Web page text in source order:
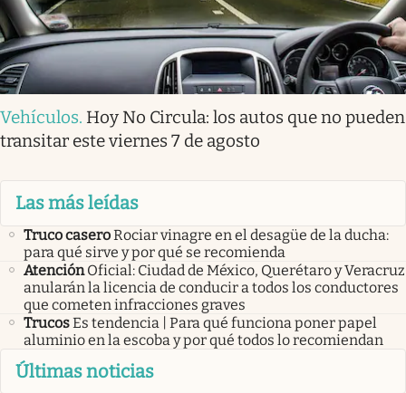
Vehículos. Hoy No Circula: los autos que no pueden
transitar este viernes 7 de agosto
Las más leídas
Truco caseroRociar vinagre en el desagüe de la ducha:
para qué sirve y por qué se recomienda
Atención Oficial: Ciudad de México, Querétaro y Veracruz
anularán la licencia de conducir a todos los conductores
que cometen infracciones graves
TrucosEs tendencia | Para qué funciona poner papel
aluminio en la escoba y por qué todos lo recomiendan
Últimas noticias